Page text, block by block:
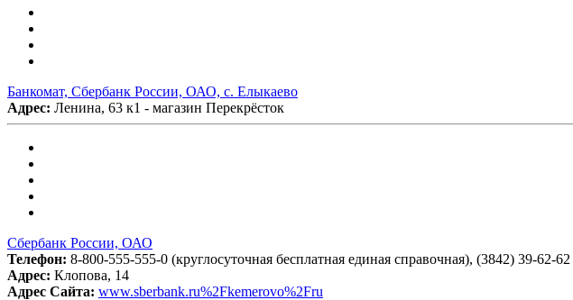
Банкомат, Сбербанк России, ОАО, с. Елыкаево
Адрес: Ленина, 63 к1 - магазин Перекрёсток
Сбербанк России, ОАО
Телефон: 8-800-555-555-0 (круглосуточная бесплатная единая справочная), (3842) 39-
Адрес: Клопова, 14
Адрес Сайта: www.sberbank.ru%2Fkemerovo%2Fru